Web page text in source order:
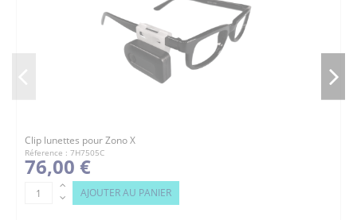
Clip lunettes pour Zono X
Réference : 7H7505C
76,00 €
AJOUTER AU PANIER